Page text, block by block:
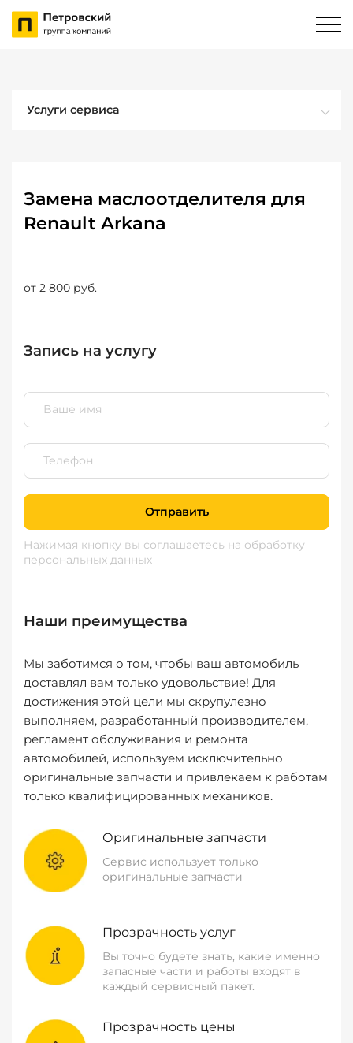
Услуги сервиса
Замена маслоотделителя для
Renault Arkana
от 2 800 руб.
Запись на услугу
Отправить
Нажимая кнопку вы соглашаетесь на обработку
персональных данных
Наши преимущества
Мы заботимся о том, чтобы ваш автомобиль
доставлял вам только удовольствие! Для
достижения этой цели мы скрупулезно
выполняем, разработанный производителем,
регламент обслуживания и ремонта
автомобилей, используем исключительно
оригинальные запчасти и привлекаем к работам
только квалифицированных механиков.
Оригинальные запчасти
Сервис использует только
оригинальные запчасти
Прозрачность услуг
Вы точно будете знать, какие именно
запасные части и работы входят в
каждый сервисный пакет.
Прозрачность цены